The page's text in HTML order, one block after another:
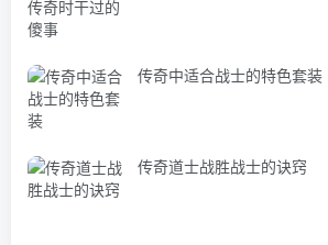
传奇中适合战士的特色套装
传奇道士战胜战士的诀窍